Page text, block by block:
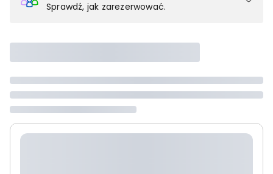
Sprawdź, jak zarezerwować.
pokoju (lub apartamencie, willi itd.). Wybierz jedną z ofert z listy
i zarezerwuj ją. Zrób oddzielne rezerwacje dla każdego
kolejnego pokoju lubskontaktuj się z nami,by złożyć
zamówienie u naszego doradcy.
Maksymalna liczba uczestników
maksymalny limit dla 1 pokoju.